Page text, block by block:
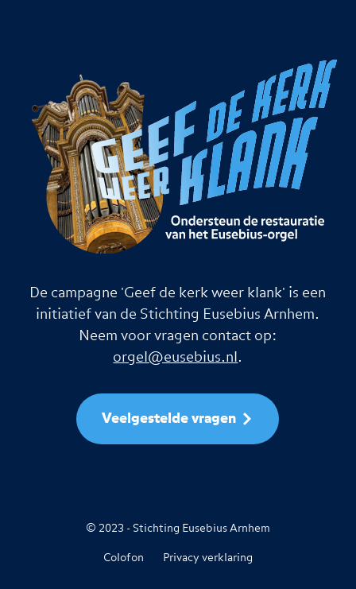
De campagne 'Geef de kerk weer klank' is een
initiatief van de Stichting Eusebius Arnhem.
Neem voor vragen contact op:
orgel@eusebius.nl.
Veelgestelde vragen
© 2023 - Stichting Eusebius Arnhem
Colofon Privacy verklaring